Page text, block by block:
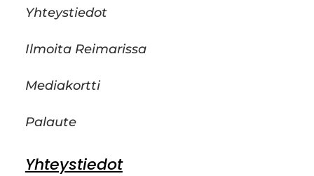
Yhteystiedot
Ilmoita Reimarissa
Mediakortti
Palaute
Yhteystiedot